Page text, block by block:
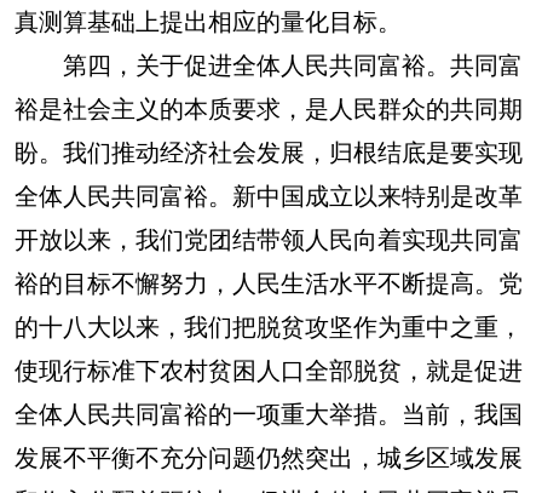
真测算基础上提出相应的量化目标。
第四，关于促进全体人民共同富裕。共同富
裕是社会主义的本质要求，是人民群众的共同期
盼。我们推动经济社会发展，归根结底是要实现
全体人民共同富裕。新中国成立以来特别是改革
开放以来，我们党团结带领人民向着实现共同富
裕的目标不懈努力，人民生活水平不断提高。党
的十八大以来，我们把脱贫攻坚作为重中之重，
使现行标准下农村贫困人口全部脱贫，就是促进
全体人民共同富裕的一项重大举措。当前，我国
发展不平衡不充分问题仍然突出，城乡区域发展